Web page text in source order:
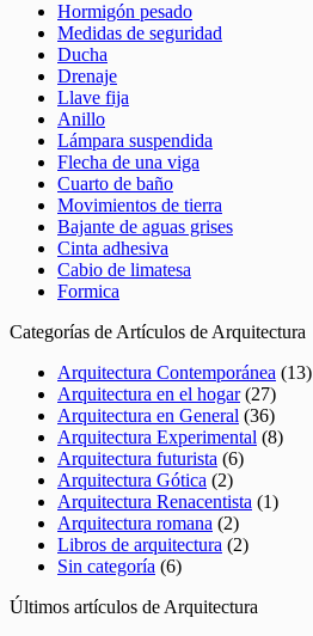
Hormigón pesado
Medidas de seguridad
Ducha
Drenaje
Llave fija
Anillo
Lámpara suspendida
Flecha de una viga
Cuarto de baño
Movimientos de tierra
Bajante de aguas grises
Cinta adhesiva
Cabio de limatesa
Formica
Categorías de Artículos de Arquitectura
Arquitectura Contemporánea (13)
Arquitectura en el hogar(27)
Arquitectura en General (36)
Arquitectura Experimental (8)
Arquitectura futurista (6)
Arquitectura Gótica (2)
Arquitectura Renacentista (1)
Arquitectura romana (2)
Libros de arquitectura (2)
Sin categoría (6)
Últimos artículos de Arquitectura